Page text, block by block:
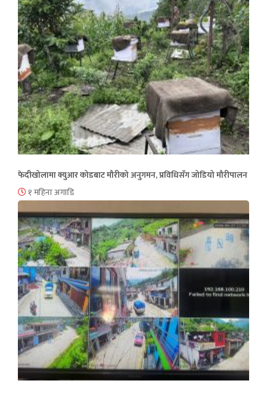
फेदीखोलामा क्युआर कोडबाट मौरीको अनुगमन, प्रविधिसँग जोडियो मौरीपालन
१ महिना अगाडि